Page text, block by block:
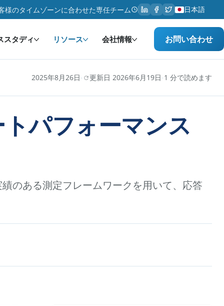
様のタイムゾーンに合わせた専任チーム 日本語
スタディ リソース 会社情報 お問い合わせ
2025年8月26日 · 更新日 2026年6月19日 ·1 分で読めます
パフォーマンス
のある測定フレームワークを用いて、応答